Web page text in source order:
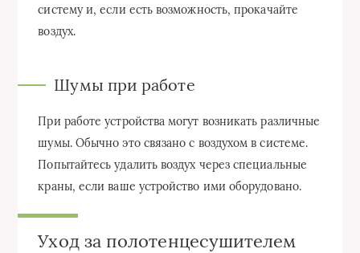
систему и, если есть возможность, прокачайте
воздух.
Шумы при работе
При работе устройства могут возникать различные
шумы. Обычно это связано с воздухом в системе.
Попытайтесь удалить воздух через специальные
краны, если ваше устройство ими оборудовано.
Уход за полотенцесушителем